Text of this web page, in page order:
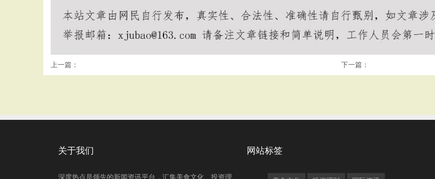
上一篇： 下一篇：
关于我们
深度热点是领先的新闻资讯平台，汇集美食文化、投资理
网站标签